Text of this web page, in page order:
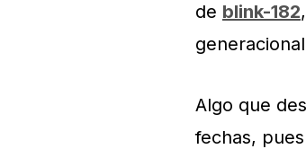
de blink-182
Algo que
fechas,